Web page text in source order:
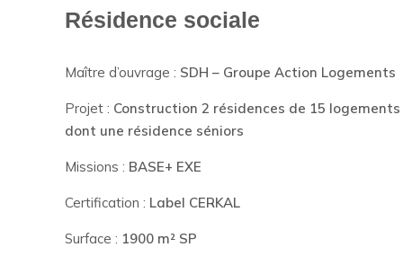
Résidence sociale
Maître d’ouvrage : SDH – Groupe Action Logements
Projet : Construction 2 résidences de 15 logements
dont une résidence séniors
Missions : BASE+ EXE
Certification : Label CERKAL
Surface : 1900 m² SP